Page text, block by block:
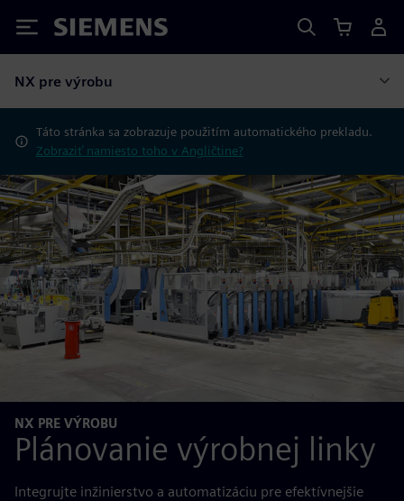
Siemens
NX pre výrobu
Táto stránka sa zobrazuje použitím automatického prekladu.
Zobraziť namiesto toho v Angličtine?
NX PRE VÝROBU
Plánovanie výrobnej linky
Integrujte inžinierstvo a automatizáciu pre efektívnejšie